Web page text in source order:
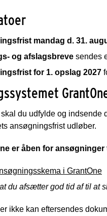
mandag d. 31.
og afslagsbreve sendes
for 1. opslag 2027
du udfylde og
ansøgningsfrist udløber.
er åben for
i GrantOne
du afsætter god tid af til at
ikke kan eftersendes